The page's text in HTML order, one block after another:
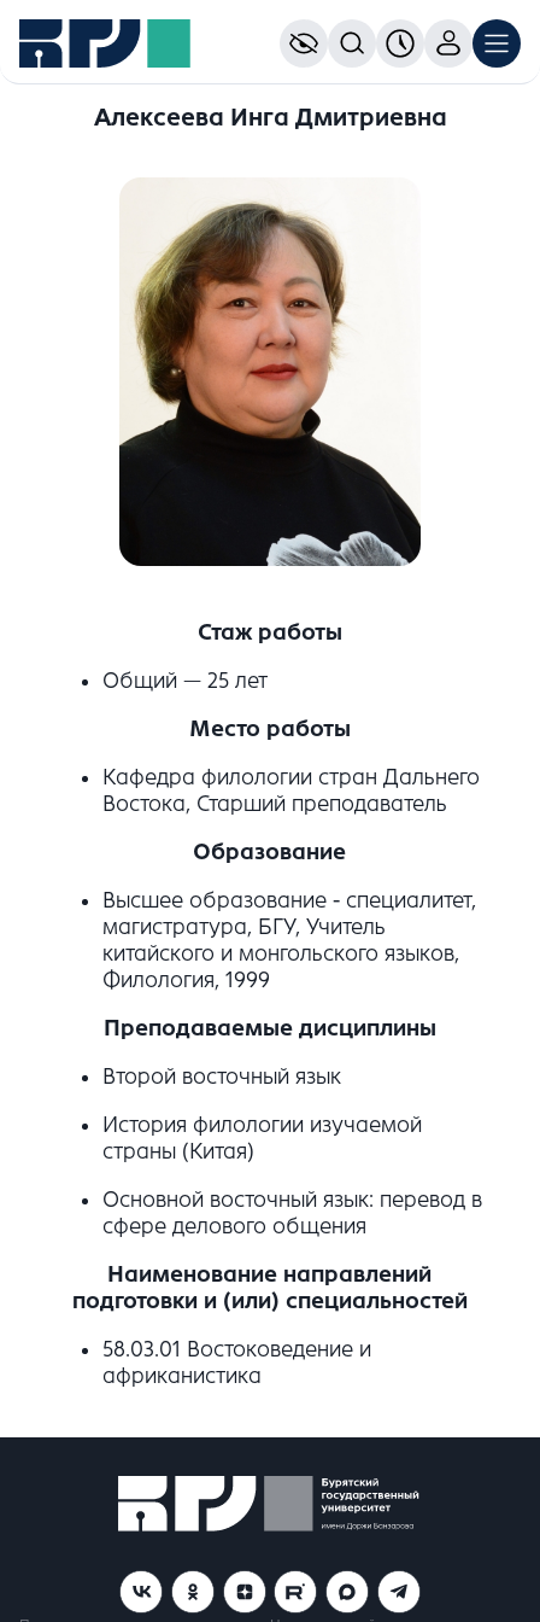
Алексеева Инга Дмитриевна
Стаж работы
Общий — 25 лет
Место работы
Кафедра филологии стран Дальнего
Востока, Старший преподаватель
Образование
Высшее образование - специалитет,
магистратура, БГУ, Учитель
китайского и монгольского языков,
Филология, 1999
Преподаваемые дисциплины
Второй восточный язык
История филологии изучаемой
страны (Китая)
Основной восточный язык: перевод в
сфере делового общения
Наименование направлений
подготовки и (или) специальностей
58.03.01 Востоковедение и
африканистика